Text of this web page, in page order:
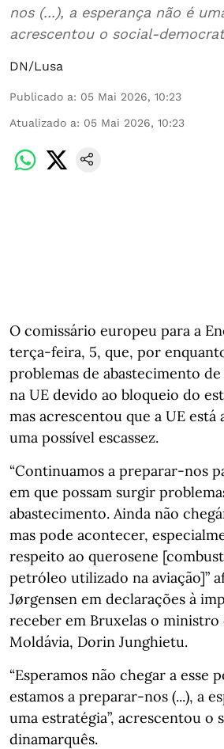
nos (...), a esperança não é
acrescentou o social-
DN/Lusa
Publicado a: 05 Mai 2026, 10:23
Atualizado a: 05 Mai 2026, 10:23
O comissário europeu para a
terça-feira, 5, que, por
problemas de abastecimento
na UE devido ao bloqueio do
mas acrescentou que a UE está
uma possível escassez.
“Continuamos a preparar-nos
em que possam surgir
abastecimento. Ainda não
mas pode acontecer,
respeito ao querosene
petróleo utilizado na aviação]”
Jørgensen em declarações à
receber em Bruxelas o ministro
Moldávia, Dorin Junghietu.
“Esperamos não chegar a esse
estamos a preparar-nos (...), a
uma estratégia”, acrescentou o
dinamarquês.